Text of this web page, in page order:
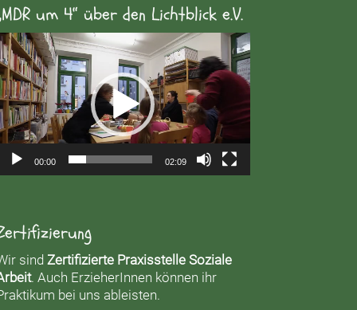
um 4“ über den Lichtblick e.V.
00:00 02:09
sind Zertifizierte Praxisstelle Soziale
. Auch ErzieherInnen können ihr
bei uns ableisten.